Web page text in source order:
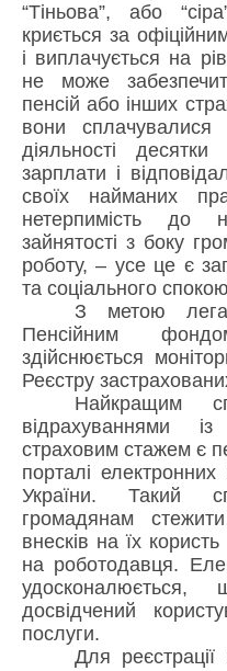
“Тіньова”, або
криється за
і виплачується на
не може
пенсій або інших
вони сплачувалися
діяльності десятки
зарплати і
своїх найманих
нетерпимість до
зайнятості з боку
роботу, – усе це є
та соціального
З метою
Пенсійним
здійснюється
Реєстру
Найкращим
відрахуваннями
страховим стажем є
порталі
України. Такий
громадянам
внесків на їх користь
на роботодавця.
досвідчений
послуги.
Для